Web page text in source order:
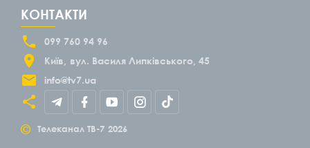
КОНТАКТИ
099 760 94 96
Київ
вул. Василя Липківського, 45
info@tv7.ua
© Телеканал ТВ-7 2026